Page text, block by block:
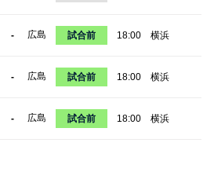
- 広島 試合前 18:00 横浜
- 広島 試合前 18:00 横浜
- 広島 試合前 18:00 横浜